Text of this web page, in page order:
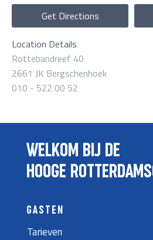
Get Directions
Location Details
Rottebandreef 40
2661 JK Bergschenhoek
010 - 522 00 52
WELKOM BIJ DE
HOOGE
GASTEN
Tarieven